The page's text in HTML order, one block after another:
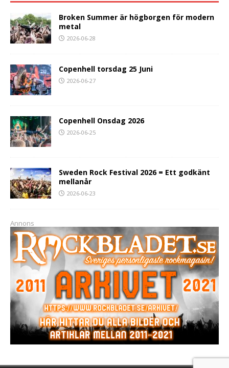
Broken Summer är högborgen för modern
metal
2026-06-28
Copenhell torsdag 25 Juni
2026-06-27
Copenhell Onsdag 2026
2026-06-25
Sweden Rock Festival 2026 = Ett godkänt
mellanår
2026-06-23
Annons